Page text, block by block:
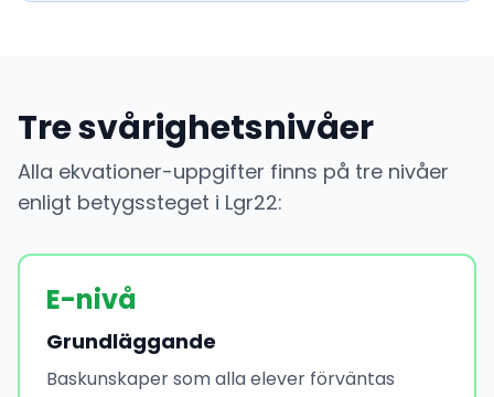
Tre svårighetsnivåer
Alla ekvationer-uppgifter finns på tre nivåer
enligt betygssteget i Lgr22:
E-nivå
Grundläggande
Baskunskaper som alla elever förväntas